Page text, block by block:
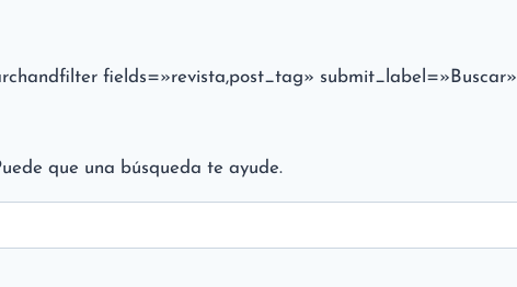
fields=»revista,post_tag» submit_label=»Buscar»]
que una búsqueda te ayude.